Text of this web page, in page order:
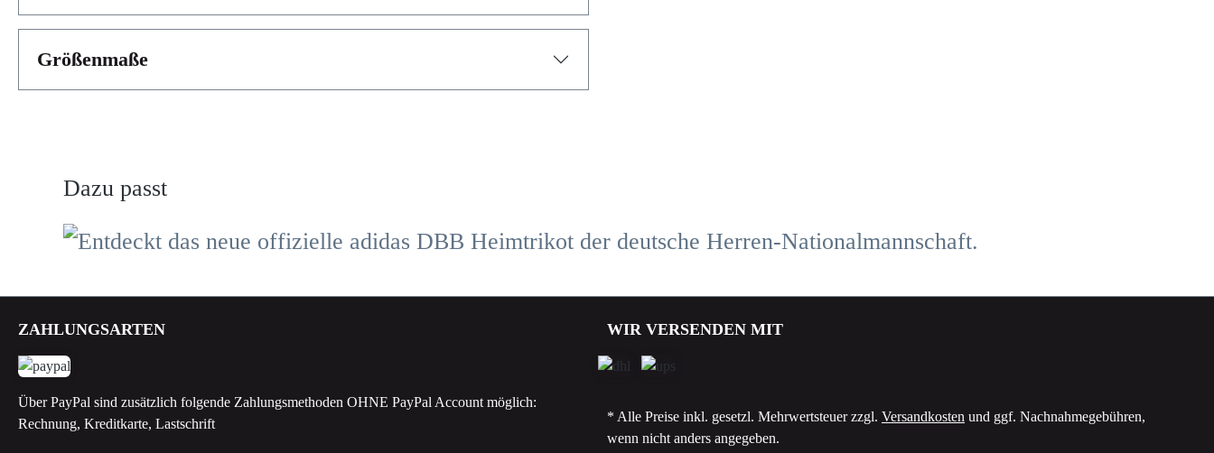
Größenmaße
Dazu passt
Produktgalerie überspringen
ZAHLUNGSARTEN
Über PayPal sind zusätzlich folgende Zahlungsmethoden OHNE PayPal Account möglich:
Rechnung, Kreditkarte, Lastschrift
WIR VERSENDEN MIT
* Alle Preise inkl. gesetzl. Mehrwertsteuer zzgl. Versandkosten und ggf. Nachnahmegebühren,
wenn nicht anders angegeben.